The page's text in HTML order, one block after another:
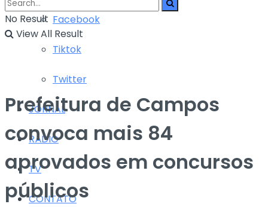
Facebook
Tiktok
Twitter
JORNAL
RÁDIO
TV
CONTATO
No Result
View All Result
Prefeitura de Campos
convoca mais 84
aprovados em concursos
públicos